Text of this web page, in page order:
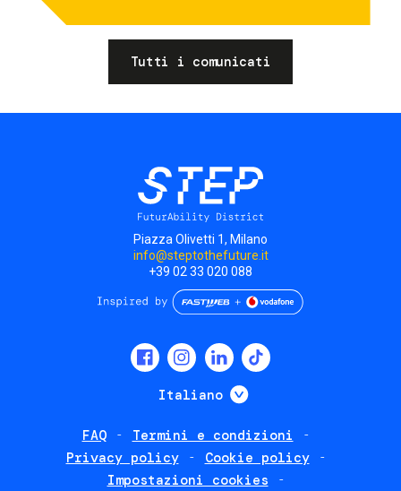
Tutti i comunicati
Piazza Olivetti 1, Milano
info@steptothefuture.it
+39 02 33 020 088
Italiano Mostra ulteriori
FAQ
Termini e condizioni
Privacy policy
Cookie policy
Impostazioni cookies